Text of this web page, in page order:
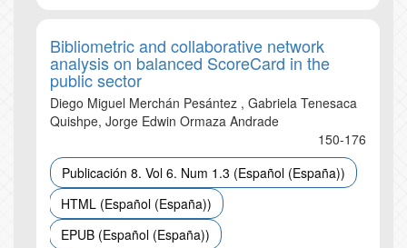
Bibliometric and collaborative network
analysis on balanced ScoreCard in the
public sector
Diego Miguel Merchán Pesántez , Gabriela Tenesaca
Quishpe, Jorge Edwin Ormaza Andrade
150-176
Publicación 8. Vol 6. Num 1.3 (Español (España))
HTML (Español (España))
EPUB (Español (España))